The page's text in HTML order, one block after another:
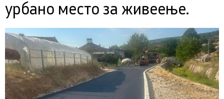
урбано место за живеење.